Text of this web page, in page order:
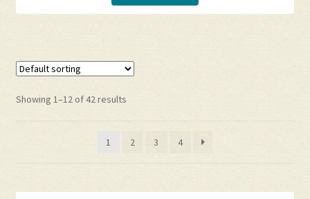
Showing 1–12 of 42 results
1 2 3 4